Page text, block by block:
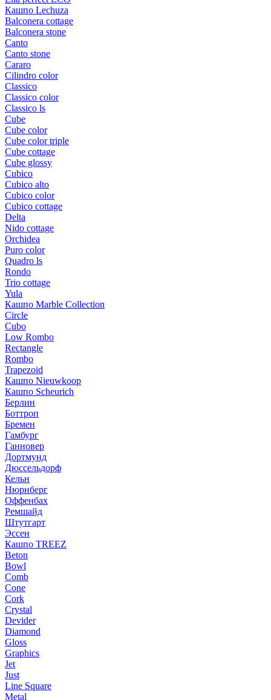
Кашпо Lechuza
Balconera cottage
Balconera stone
Canto
Canto stone
Cararo
Cilindro color
Classico
Classico color
Classico ls
Cube
Cube color
Cube color triple
Cube cottage
Cube glossy
Cubico
Cubico alto
Cubico color
Cubico cottage
Delta
Nido cottage
Orchidea
Puro color
Quadro ls
Rondo
Trio cottage
Yula
Кашпо Marble Collection
Circle
Cubo
Low Rombo
Rectangle
Rombo
Trapezoid
Кашпо Nieuwkoop
Кашпо Scheurich
Берлин
Боттроп
Бремен
Гамбург
Ганновер
Дортмунд
Дюссельдорф
Кельн
Нюрнберг
Оффенбах
Ремшайд
Штутгарт
Эссен
Кашпо TREEZ
Beton
Bowl
Comb
Cone
Cork
Crystal
Devider
Diamond
Gloss
Graphics
Jet
Just
Line Square
Metal